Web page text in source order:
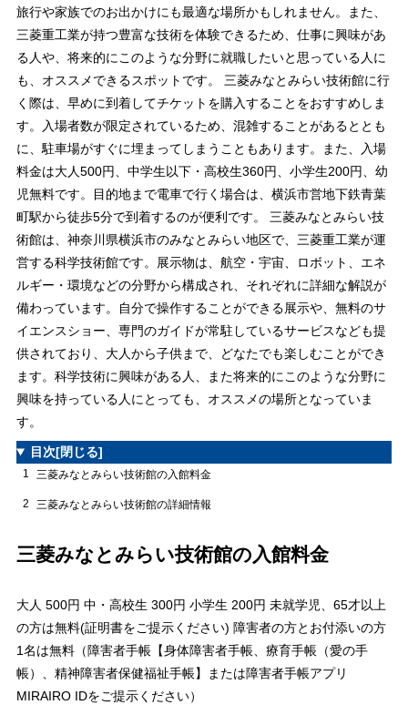
旅行や家族でのお出かけにも最適な場所かもしれません。また、
三菱重工業が持つ豊富な技術を体験できるため、仕事に興味があ
る人や、将来的にこのような分野に就職したいと思っている人に
も、オススメできるスポットです。 三菱みなとみらい技術館に行
く際は、早めに到着してチケットを購入することをおすすめしま
す。入場者数が限定されているため、混雑することがあるととも
に、駐車場がすぐに埋まってしまうこともあります。また、入場
料金は大人500円、中学生以下・高校生360円、小学生200円、幼
児無料です。目的地まで電車で行く場合は、横浜市営地下鉄青葉
町駅から徒歩5分で到着するのが便利です。 三菱みなとみらい技
術館は、神奈川県横浜市のみなとみらい地区で、三菱重工業が運
営する科学技術館です。展示物は、航空・宇宙、ロボット、エネ
ルギー・環境などの分野から構成され、それぞれに詳細な解説が
備わっています。自分で操作することができる展示や、無料のサ
イエンスショー、専門のガイドが常駐しているサービスなども提
供されており、大人から子供まで、どなたでも楽しむことができ
ます。科学技術に興味がある人、また将来的にこのような分野に
興味を持っている人にとっても、オススメの場所となっていま
す。
目次[閉じる]
1 三菱みなとみらい技術館の入館料金
2 三菱みなとみらい技術館の詳細情報
三菱みなとみらい技術館の入館料金
大人 500円 中・高校生 300円 小学生 200円 未就学児、65才以上
の方は無料(証明書をご提示ください) 障害者の方とお付添いの方
1名は無料（障害者手帳【身体障害者手帳、療育手帳（愛の手
帳）、精神障害者保健福祉手帳】または障害者手帳アプリ
MIRAIRO IDをご提示ください）